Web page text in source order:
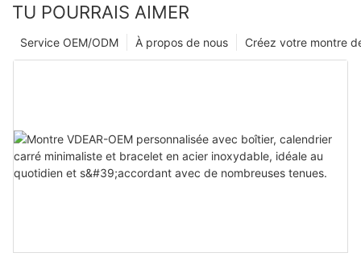
TU POURRAIS AIMER
Créez votre montre
À propos de nous
Service OEM/ODM